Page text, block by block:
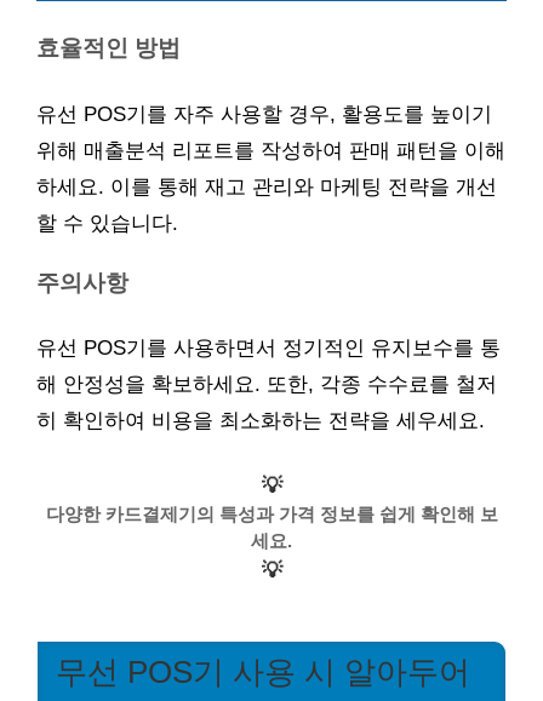
효율적인 방법
유선 POS기를 자주 사용할 경우, 활용도를 높이기
위해 매출분석 리포트를 작성하여 판매 패턴을 이해
하세요. 이를 통해 재고 관리와 마케팅 전략을 개선
할 수 있습니다.
주의사항
유선 POS기를 사용하면서 정기적인 유지보수를 통
해 안정성을 확보하세요. 또한, 각종 수수료를 철저
히 확인하여 비용을 최소화하는 전략을 세우세요.
💡
다양한 카드결제기의 특성과 가격 정보를 쉽게 확인해 보
세요.
💡
무선 POS기 사용 시 알아두어